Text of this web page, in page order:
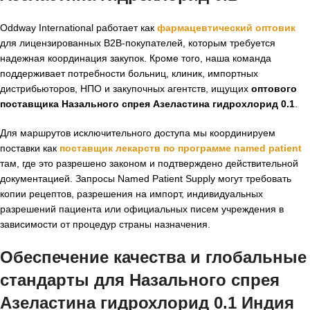
Oddway International работает как фармацевтический оптовик
для лицензированных B2B-покупателей, которым требуется
надежная координация закупок. Кроме того, наша команда
поддерживает потребности больниц, клиник, импортных
дистрибьюторов, НПО и закупочных агентств, ищущих оптового
поставщика Назального спрея Азеластина гидрохлорид 0.1
Для маршрутов исключительного доступа мы координируем
поставки как поставщик лекарств по программе named patient
там, где это разрешено законом и подтверждено действительной
документацией. Запросы Named Patient Supply могут требовать
копии рецептов, разрешения на импорт, индивидуальных
разрешений пациента или официальных писем учреждения в
зависимости от процедур страны назначения.
Обеспечение качества и глобальные
стандарты для Назального спрея
Азеластина гидрохлорид 0.1 Индия